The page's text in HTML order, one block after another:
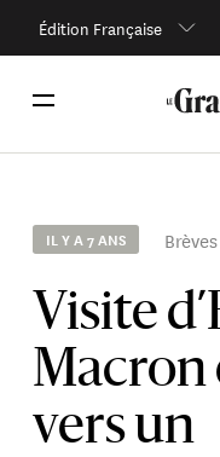
Édition Française
IL Y A 7 ANS Brèves
Visite
Macron
vers un